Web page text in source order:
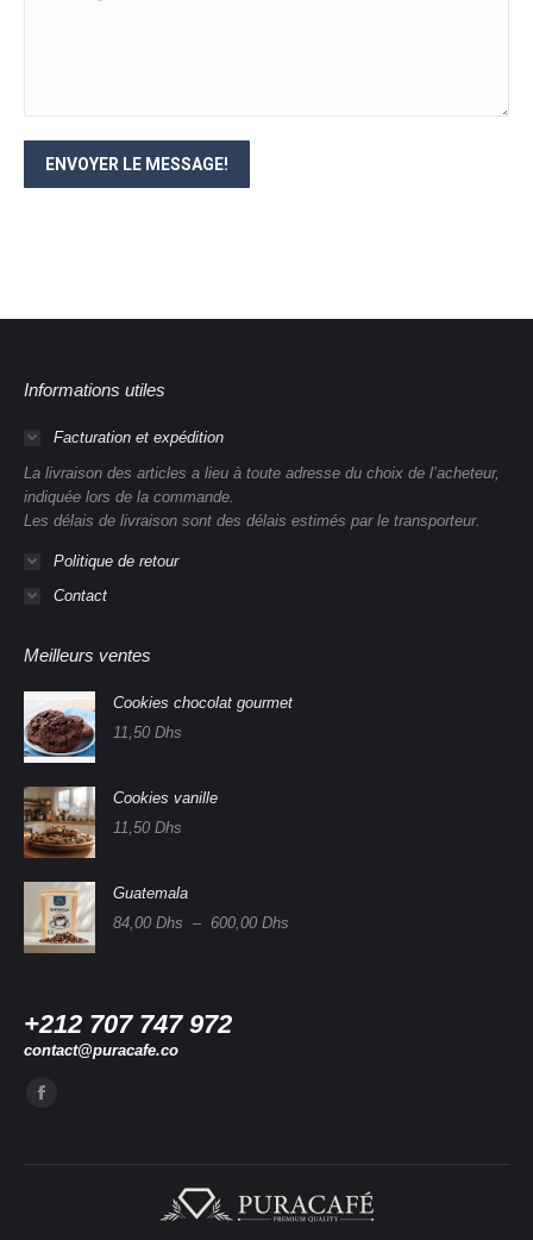
ENVOYER LE MESSAGE!
Informations utiles
Facturation et expédition
La livraison des articles a lieu à toute adresse du choix de l’acheteur,
indiquée lors de la commande.
Les délais de livraison sont des délais estimés par le transporteur.
Politique de retour
Contact
Meilleurs ventes
Cookies chocolat gourmet
11,50 Dhs
Cookies vanille
11,50 Dhs
Guatemala
84,00 Dhs – 600,00 Dhs
+212 707 747 972
contact@puracafe.co
Trouvez nous sur :
Facebook